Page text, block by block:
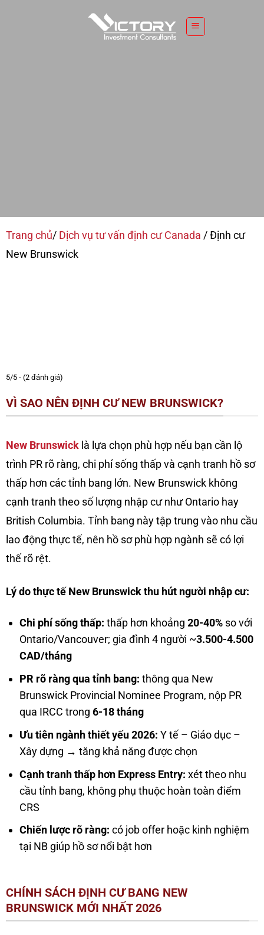
Trang chủ/ Dịch vụ tư vấn định cư Canada /Định cư
New Brunswick
5/5 - (2 đánh giá)
VÌ SAO NÊN ĐỊNH CƯ NEW BRUNSWICK?
New Brunswicklà lựa chọn phù hợp nếu bạn cần lộ
trình PR rõ ràng, chi phí sống thấp và cạnh tranh hồ sơ
thấp hơn các tỉnh bang lớn. New Brunswick không
cạnh tranh theo số lượng nhập cư như Ontario hay
British Columbia. Tỉnh bang này tập trung vào nhu cầu
lao động thực tế, nên hồ sơ phù hợp ngành sẽ có lợi
thế rõ rệt.
Lý do thực tế New Brunswick thu hút người nhập cư:
Chi phí sống thấp: thấp hơn khoảng20-40% so với
Ontario/Vancouver; gia đình 4 người ~3.500-4.500
CAD/tháng
PR rõ ràng qua tỉnh bang: thông qua New
Brunswick Provincial Nominee Program, nộp PR
qua IRCC trong6-18 tháng
Ưu tiên ngành thiết yếu 2026: Y tế – Giáo dục –
Xây dựng → tăng khả năng được chọn
Cạnh tranh thấp hơn Express Entry: xét theo nhu
cầu tỉnh bang, không phụ thuộc hoàn toàn điểm
CRS
Chiến lược rõ ràng: có job offer hoặc kinh nghiệm
tại NB giúp hồ sơ nổi bật hơn
CHÍNH SÁCH ĐỊNH CƯ BANG NEW
BRUNSWICK MỚI NHẤT 2026